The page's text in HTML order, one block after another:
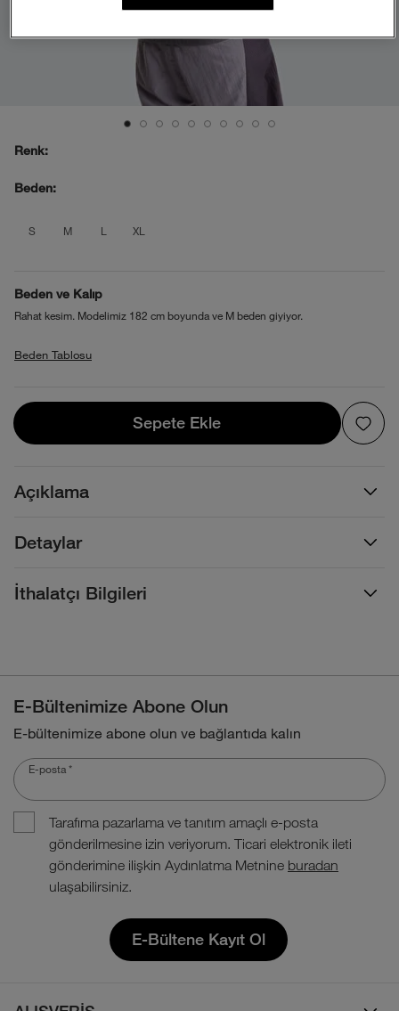
Renk:
Beden:
S M L XL
Beden ve Kalıp
Rahat kesim. Modelimiz 182 cm boyunda ve M beden giyiyor.
Beden Tablosu
Sepete Ekle
Sepete Ekle
Açıklama
Detaylar
İthalatçı Bilgileri
E-Bültenimize Abone Olun
E-bültenimize abone olun ve bağlantıda kalın
E-posta *
Tarafıma pazarlama ve tanıtım amaçlı e-posta
gönderilmesine izin veriyorum. Ticari elektronik ileti
gönderimine ilişkin Aydınlatma Metnine buradan
ulaşabilirsiniz.
E-Bültene Kayıt Ol